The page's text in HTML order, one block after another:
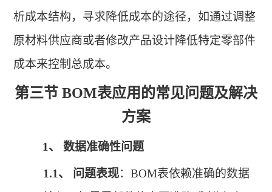
析成本结构，寻求降低成本的途径，如通过调整
原材料供应商或者修改产品设计降低特定零部件
成本来控制总成本。
第三节 BOM表应用的常见问题及解决
方案
1、数据准确性问题
1.1、 问题表现：BOM表依赖准确的数据